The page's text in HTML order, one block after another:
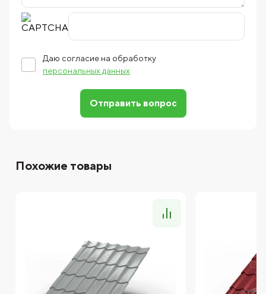
Даю согласие на обработку
персональных данных
Отправить вопрос
Похожие товары